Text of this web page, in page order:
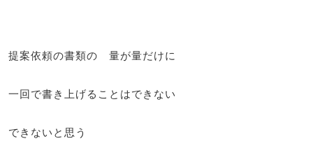
提案依頼の書類の 量が量だけに
一回で書き上げることはできない
できないと思う